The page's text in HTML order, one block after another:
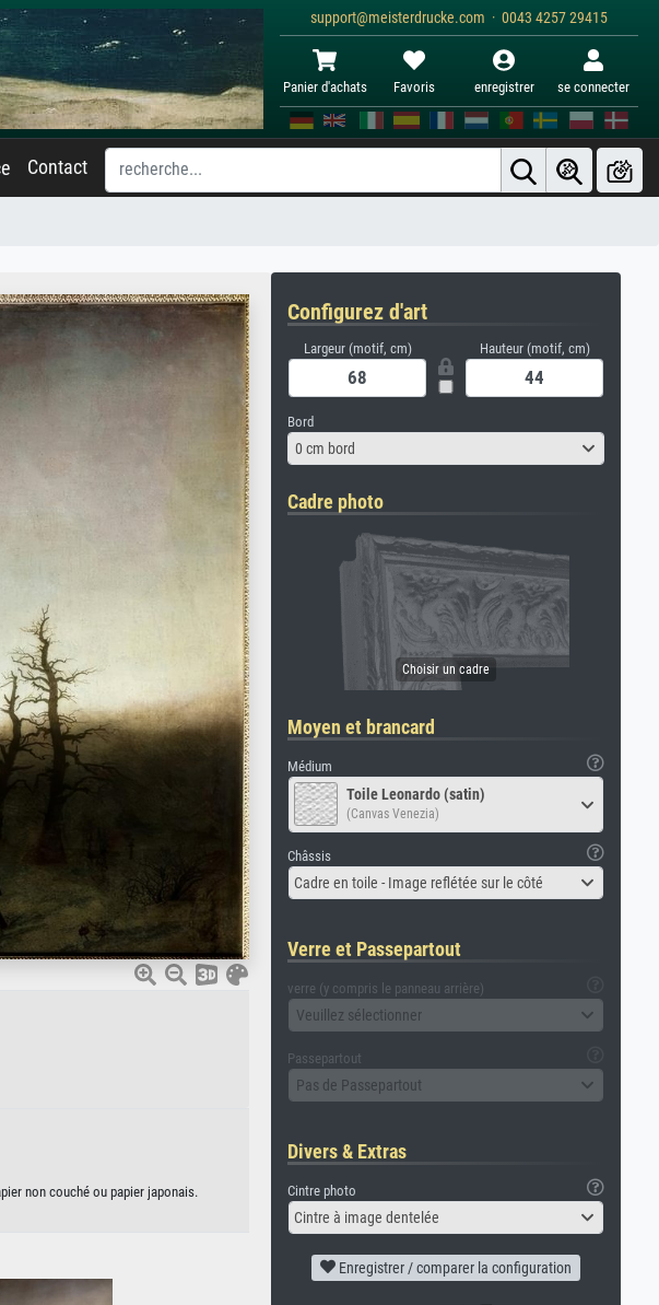
support@meisterdrucke.com · 0043 4257 29415
Panier d'achats Favoris enregistrer se connecter
Contact
non couché ou papier japonais.
Configurez d'art
Largeur (motif, cm) Hauteur (motif, cm)
Bord
0 cm bord
Cadre photo
Moyen et brancard
Médium
Toile Leonardo (satin)
(Canvas Venezia)
Châssis
Cadre en toile - Image reflétée sur le côté
Verre et Passepartout
verre (y compris le panneau arrière)
Veuillez sélectionner
Passepartout
Pas de Passepartout
Divers & Extras
Cintre photo
Cintre à image dentelée
Enregistrer / comparer la configuration